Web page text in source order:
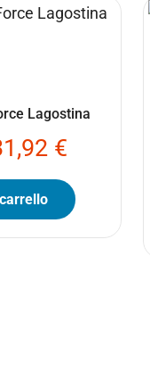
Lagostina
€